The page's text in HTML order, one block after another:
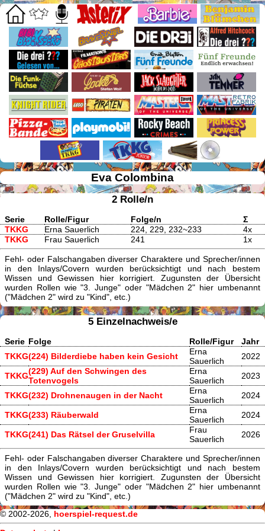
Eva Colombina
2 Rolle/n
Serie Rolle/Figur Folge/n
Σ
TKKG
Erna Sauerlich 224, 229, 232~233
4x
TKKG
Frau Sauerlich 241 1x
Fehl- oder Falschangaben diverser Charaktere und Sprecher/innen
in den Inlays/Covern wurden berücksichtigt und nach bestem
Wissen und Gewissen hier korrigiert. Zugunsten der Übersicht
wurden Rollen wie "3. Junge" oder "Mädchen 2" hier umbenannt
("Mädchen 2" wird zu "Kind", etc.)
5 Einzelnachweis/e
Serie Folge Rolle/Figur
Jahr
TKKG(224) Bilderdiebe haben kein Gesicht
Erna
Sauerlich
2022
TKKG(229) Auf den Schwingen des
Totenvogels
Erna
Sauerlich
2023
TKKG(232) Drohnenaugen in der Nacht
Erna
Sauerlich
2024
TKKG(233) Räuberwald
Erna
Sauerlich
2024
TKKG(241) Das Rätsel der Gruselvilla
Frau
Sauerlich
2026
Fehl- oder Falschangaben diverser Charaktere und Sprecher/innen
in den Inlays/Covern wurden berücksichtigt und nach bestem
Wissen und Gewissen hier korrigiert. Zugunsten der Übersicht
wurden Rollen wie "3. Junge" oder "Mädchen 2" hier umbenannt
("Mädchen 2" wird zu "Kind", etc.)
© 2002-2026, hoerspiel-request.de